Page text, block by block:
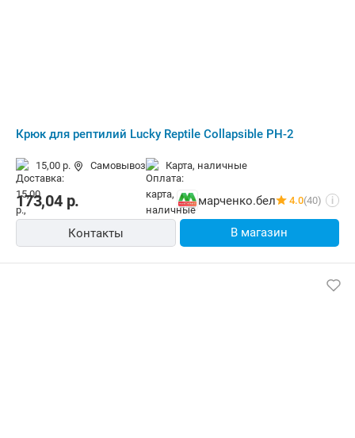
Крюк для рептилий Lucky Reptile Collapsible PH-2
15,00 р. Самовывоз карта, наличные
173,04р. марченко.бел 4.0(40) i
Контакты В магазин